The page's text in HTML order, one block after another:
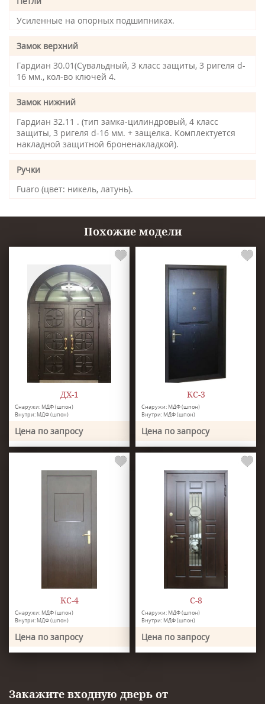
Усиленные на опорных подшипниках.
Замок верхний
Гардиан 30.01(Сувальдный, 3 класс защиты, 3 ригеля d-
16 мм., кол-во ключей 4.
Замок нижний
Гардиан 32.11 . (тип замка-цилиндровый, 4 класс
защиты, 3 ригеля d-16 мм. + защелка. Комплектуется
накладной защитной броненакладкой).
Ручки
Fuaro (цвет: никель, латунь).
Похожие модели
ДХ-1
Снаружи: МДФ (шпон)
Внутри: МДФ (шпон)
Цена по запросу
КС-3
Снаружи: МДФ (шпон)
Внутри: МДФ (шпон)
Цена по запросу
КС-4
Снаружи: МДФ (шпон)
Внутри: МДФ (шпон)
Цена по запросу
С-8
Снаружи: МДФ (шпон)
Внутри: МДФ (шпон)
Цена по запросу
Закажите входную дверь от